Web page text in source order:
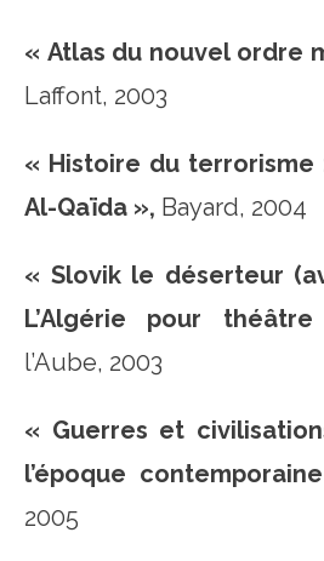
« Atlas du nouvel ordre
Laffont, 2003
« Histoire du terrorisme
Al-Qaïda », Bayard, 2004
« Slovik le déserteur
L’Algérie pour
l’Aube, 2003
« Guerres et
l’époque
2005